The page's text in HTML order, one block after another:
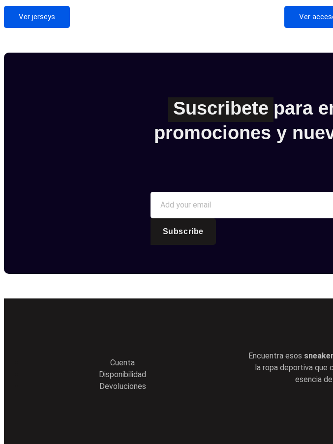
Ver jerseys Ver
Suscribete para
promociones y
Subscribe
Cuenta
Disponibilidad
Devoluciones
Encuentra esos
la ropa deportiva que
esencia